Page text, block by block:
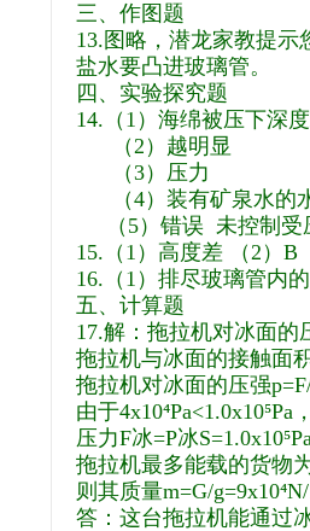
三、作图题
13.图略，潜龙家教提示
盐水要凸进玻璃管。
四、实验探究题
14. （1）海绵被压下深度
（2） 越明显
（3） 压力
（4） 装有矿泉水
（5）错误 未控制受
15.（1）高度差 （2）B
16.（1）排尽玻璃管内
五、计算题
17.解：拖拉机对冰面的
拖拉机与冰面的接触面
拖拉机对冰面的压强p=F/
由于
压力F冰=P冰
拖拉机最多能载的货物为
则其质量m=G/
答：这台拖拉机能通过